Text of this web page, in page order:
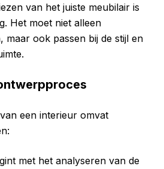
van het juiste meubilair is
Het moet niet alleen
maar ook passen bij de stijl en
een interieur omvat
met het analyseren van de